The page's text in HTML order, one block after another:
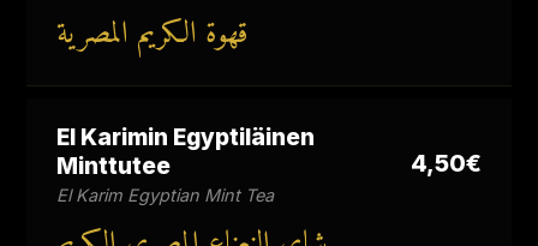
قهوة الكريم المصرية
El Karimin Egyptiläinen
Minttutee
El Karim Egyptian Mint Tea
4,50€